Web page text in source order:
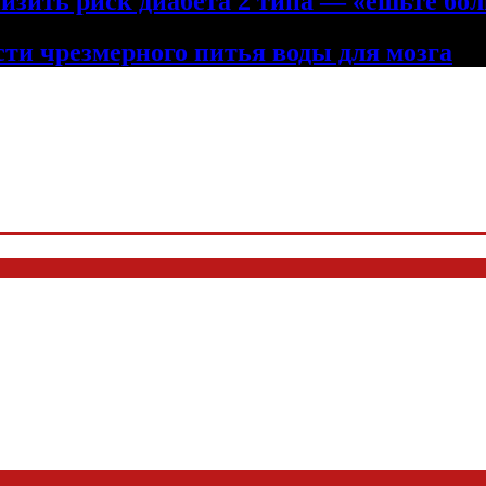
чрезмерного питья воды для мозга